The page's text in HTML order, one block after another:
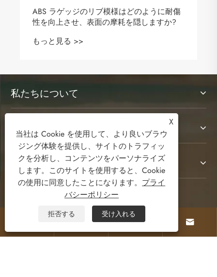
ABS ラゲッジのリブ模様はどのように耐傷
性を向上させ、表面の摩耗を隠しますか?
もっと見る >>
私たちについて
製品
お問い合わせ
フォローする
 
X
当社は Cookie を使用して、より良いブラウ
ジング体験を提供し、サイトのトラフィッ
クを分析し、コンテンツをパーソナライズ
します。このサイトを使用すると、Cookie
の使用に同意したことになります。 プライ
バシーポリシー
拒否する 受け入れる